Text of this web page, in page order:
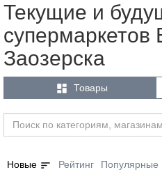
Текущие и
супермаркетов
Заозерска
 Товары
Новые sort Рейтинг Популярные